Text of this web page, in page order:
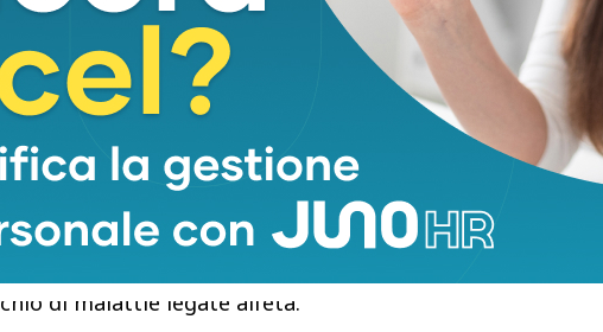
rispetto a quelle con partecipazione rara.
in inganno. Qui non si parla di anni vissuti in più, ma
all’invecchiamento
. Gli orologi epigenetici non
quanto vivrà una persona. Analizzano pattern di
collega all’età biologica, al ritmo
di malattie legate all’età.